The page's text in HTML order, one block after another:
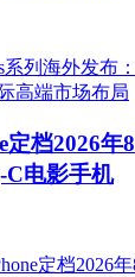
档2026年
C电影手机